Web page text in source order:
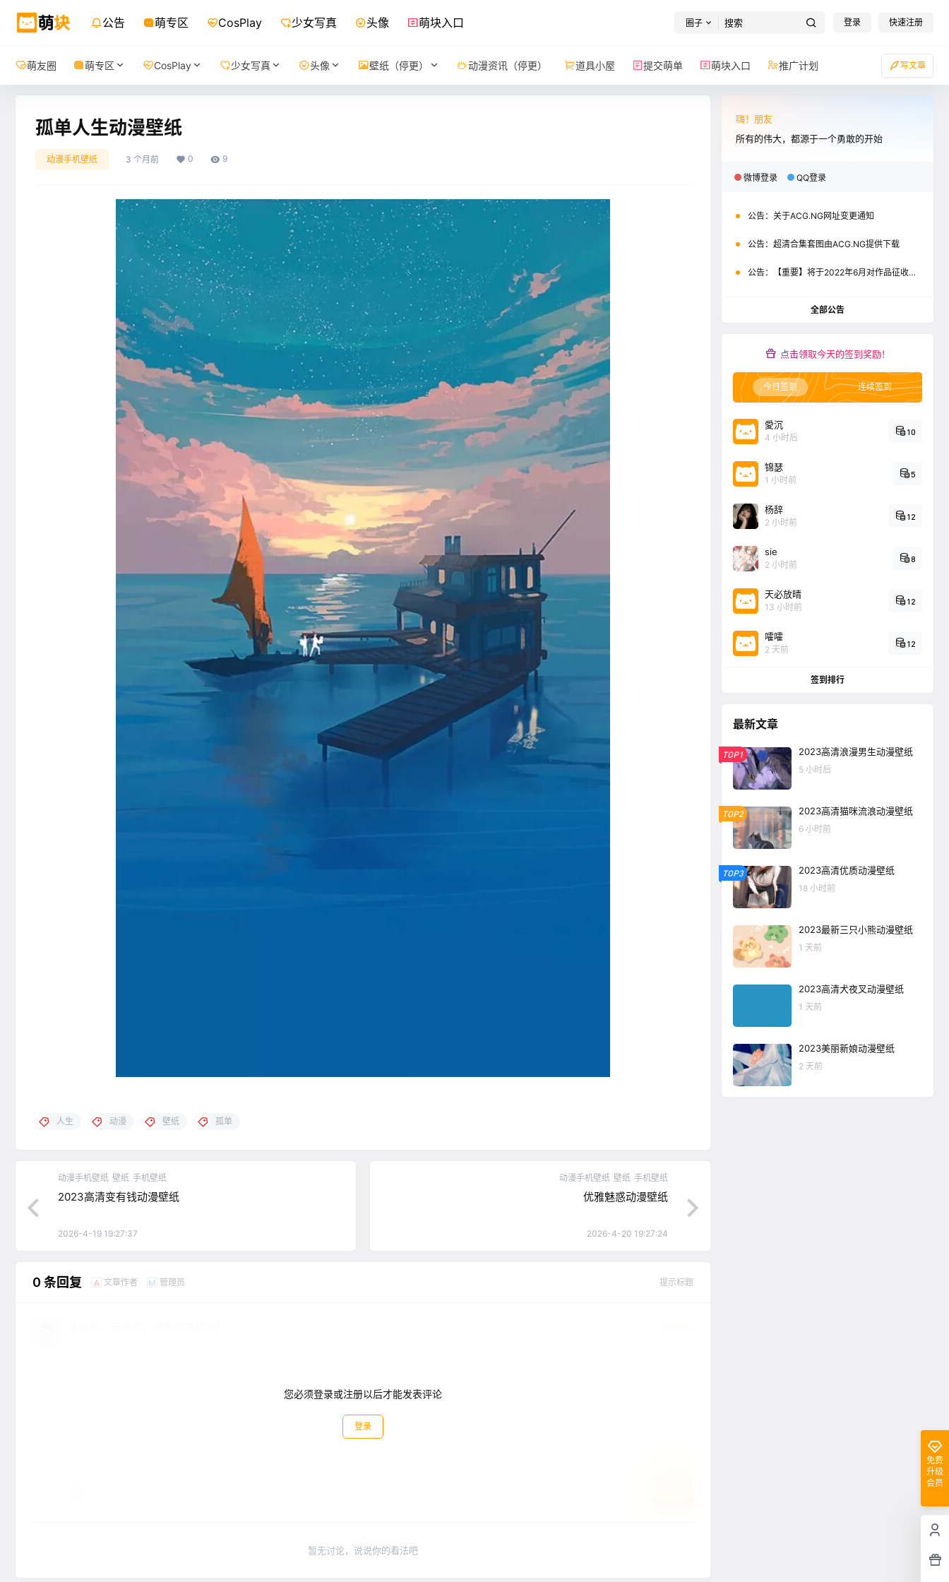
公告 萌专区 CosPlay 少女写真 头像 萌块入口 圈子 登录 快速注册
萌友圈 萌专区 CosPlay 少女写真 头像 壁纸（停更） 动漫资讯（停更） 道具小屋 提交萌单 萌块入口 推广计划 写文章
孤单人生动漫壁纸
动漫手机壁纸 3 个月前 0 9
人生 动漫 壁纸 孤单
动漫手机壁纸 壁纸 手机壁纸
2023高清变有钱动漫壁纸
2026-4-19 19:27:37
动漫手机壁纸 壁纸 手机壁纸
优雅魅惑动漫壁纸
2026-4-20 19:27:24
0 条回复 A 文章作者 M 管理员 提示标题
您必须登录或注册以后才能发表评论
登录
暂无讨论，说说你的看法吧
嗨！朋友
所有的伟大，都源于一个勇敢的开始
微博登录 QQ登录
公告： 关于ACG.NG网址变更通知
公告： 超清合集套图由ACG.NG提供下载
公告： 【重要】将于2022年6月对作品征收积分
全部公告
点击领取今天的签到奖励！
今日签到 连续签到
愛沉
4 小时后
10
锦瑟
1 小时前
5
杨辞
2 小时前
12
sie
2 小时前
8
天必放晴
13 小时前
12
嚯嚯
2 天前
12
签到排行
最新文章
TOP1 2023高清浪漫男生动漫壁纸
5 小时后
TOP2 2023高清猫咪流浪动漫壁纸
6 小时前
TOP3 2023高清优质动漫壁纸
18 小时前
2023最新三只小熊动漫壁纸
1 天前
2023高清犬夜叉动漫壁纸
1 天前
2023美丽新娘动漫壁纸
2 天前
免费
升级
会员